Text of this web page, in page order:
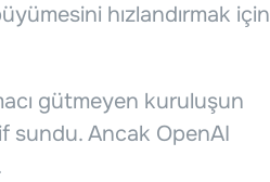
hızlandırmak için
gütmeyen kuruluşun
sundu. Ancak OpenAI